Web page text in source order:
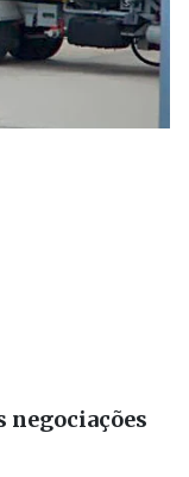
negociações